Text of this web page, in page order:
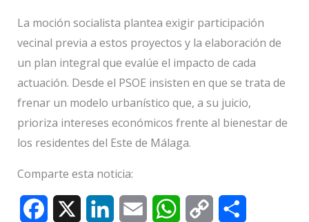
La moción socialista plantea exigir participación
vecinal previa a estos proyectos y la elaboración de
un plan integral que evalúe el impacto de cada
actuación. Desde el PSOE insisten en que se trata de
frenar un modelo urbanístico que, a su juicio,
prioriza intereses económicos frente al bienestar de
los residentes del Este de Málaga.
Comparte esta noticia:
W